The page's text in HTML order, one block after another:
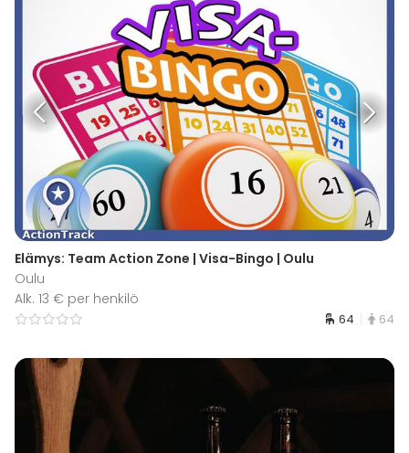
Elämys: Team Action Zone | Visa-Bingo | Oulu
Oulu
Alk. 13 € per henkilö
64 64